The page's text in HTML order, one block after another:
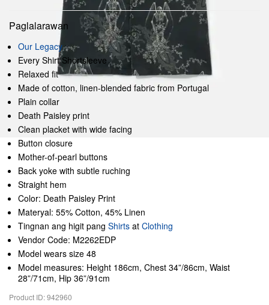
Paglalarawan
Our Legacy
Every Shirt Shortsleeve
Relaxed fit
Made of cotton, linen-blended fabric from Portugal
Plain collar
Death Paisley print
Clean placket with wide facing
Button closure
Mother-of-pearl buttons
Back yoke with subtle ruching
Straight hem
Color: Death Paisley Print
Materyal: 55% Cotton, 45% Linen
Tingnan ang higit pang Shirts at Clothing
Vendor Code: M2262EDP
Model wears size 48
Model measures: Height 186cm, Chest 34”/86cm, Waist
28”/71cm, Hip 36”/91cm
Product ID: 942960